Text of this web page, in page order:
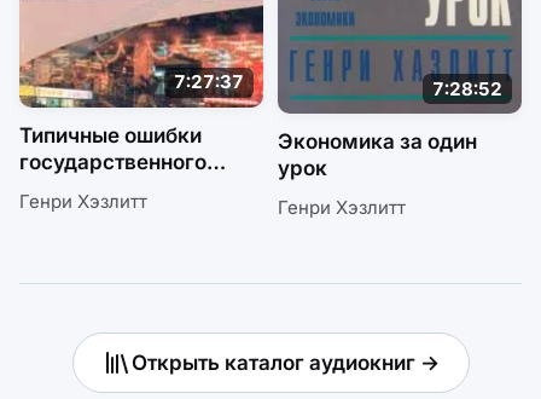
7:27:37
Типичные ошибки
государственного
регулирования
экономики
Генри Хэзлитт
7:28:52
Экономика за один
урок
Генри Хэзлитт
Открыть каталог аудиокниг →